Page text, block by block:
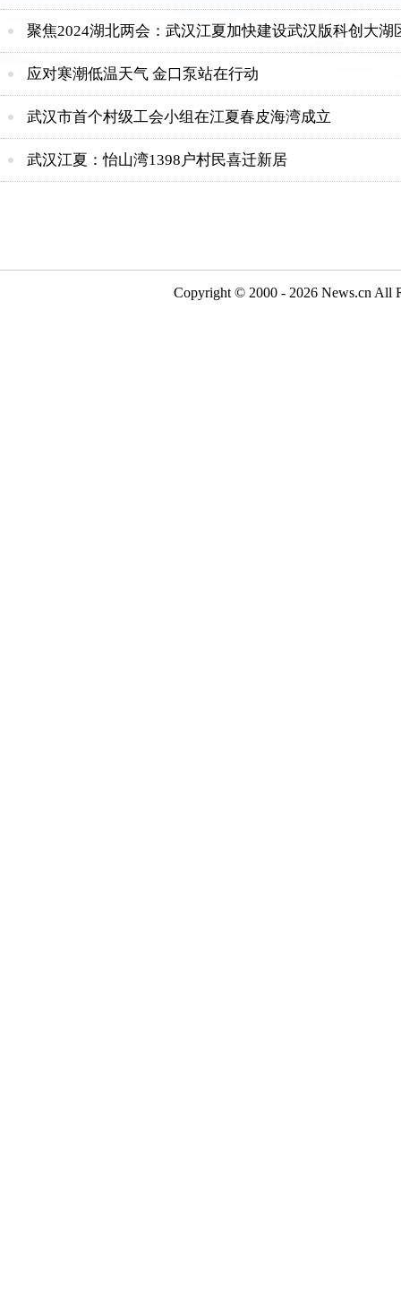
聚焦2024湖北两会：武汉江夏加快建设武汉版科创大湖
应对寒潮低温天气 金口泵站在行动
武汉市首个村级工会小组在江夏春皮海湾成立
武汉江夏：怡山湾1398户村民喜迁新居
Copyright © 2000 - 2026 News.cn